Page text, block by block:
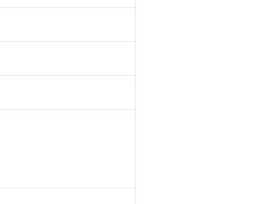
りました。
ることから、特段のことがない限り、2022年1月12日よ